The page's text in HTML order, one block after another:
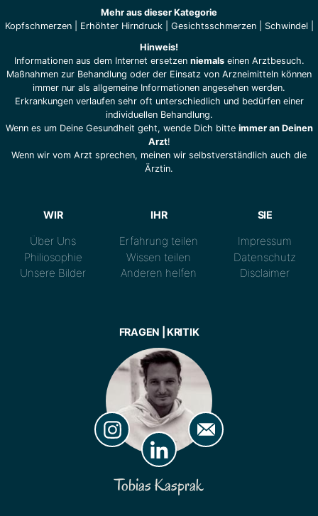
Mehr aus dieser Kategorie
Kopfschmerzen| Erhöhter Hirndruck| Gesichtsschmerzen| Schwindel
Hinweis!
Informationen aus dem Internet ersetzen niemalseinen Arztbesuch.
Maßnahmen zur Behandlung oder der Einsatz von Arzneimitteln können
immer nur als allgemeine Informationen angesehen werden.
Erkrankungen verlaufen sehr oft unterschiedlich und bedürfen einer
individuellen Behandlung.
Wenn es um Deine Gesundheit geht, wende Dich bitte immer an Deinen
Arzt!
Wenn wir vom Arzt sprechen, meinen wir selbstverständlich auch die
Ärztin.
WIR
Über Uns
Philiosophie
Unsere Bilder
IHR
Erfahrung teilen
Wissen teilen
Anderen helfen
SIE
Impressum
Datenschutz
Disclaimer
FRAGEN | KRITIK
Tobias Kasprak